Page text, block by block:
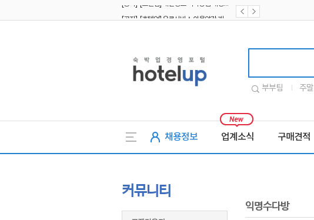
부부팀 주말
채용정보 업계소식 구매견적
커뮤니티
익명수다방